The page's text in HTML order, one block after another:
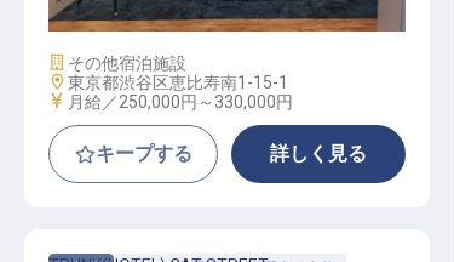
施設業態
その他宿泊施設
勤務地
東京都渋谷区恵比寿南1-15-1
給与
月給／250,000円～ 330,000円
キープする 詳しく見る